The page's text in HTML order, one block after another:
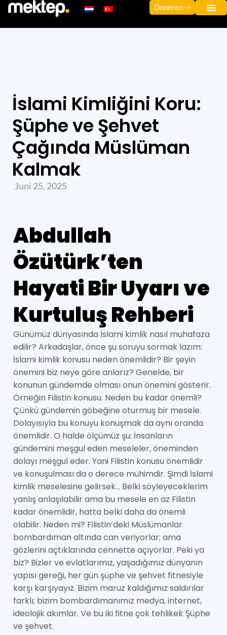
Doneren
İslami Kimliğini Koru:
Şüphe ve Şehvet
Çağında Müslüman
Kalmak
Juni 25, 2025
Abdullah
Özütürk’ten
Hayati Bir Uyarı ve
Kurtuluş Rehberi
Günümüz dünyasında İslami kimlik nasıl muhafaza
edilir? Arkadaşlar, önce şu soruyu sormak lazım:
İslami kimlik konusu neden önemlidir? Bir şeyin
önemini biz neye göre anlarız? Genelde, bir
konunun gündemde olması onun önemini gösterir.
Örneğin Filistin konusu. Neden bu kadar önemli?
Çünkü gündemin göbeğine oturmuş bir mesele.
Dolayısıyla bu konuyu konuşmak da aynı oranda
önemlidir. O halde ölçümüz şu: İnsanların
gündemini meşgul eden meseleler, öneminden
dolayı meşgul eder. Yani Filistin konusu önemlidir
ve konuşulması da o derece mühimdir. Şimdi İslami
kimlik meselesine gelirsek… Belki söyleyeceklerim
yanlış anlaşılabilir ama bu mesele en az Filistin
kadar önemlidir, hatta belki daha da önemli
olabilir. Neden mi? Filistin’deki Müslümanlar
bombardıman altında can veriyorlar; ama
gözlerini açtıklarında cennette açıyorlar. Peki ya
biz? Bizler ve evlatlarımız, yaşadığımız dünyanın
yapısı gereği, her gün şüphe ve şehvet fitnesiyle
karşı karşıyayız. Bizim maruz kaldığımız saldırılar
farklı; bizim bombardımanımız medya, internet,
ideolojik akımlar. Ve bu iki fitne çok tehlikeli: Şüphe
ve şehvet.